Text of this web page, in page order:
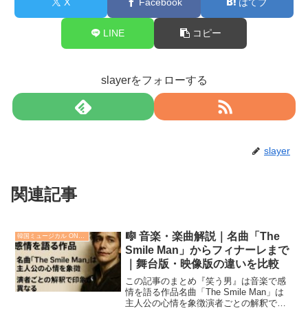
LINE コピー
slayerをフォローする
slayer
関連記事
韓国ミュージカル ON SCREEN『笑う男』
🎼 音楽・楽曲解説｜名曲「The
Smile Man」からフィナーレまで
｜舞台版・映像版の違いを比較
この記事のまとめ『笑う男』は音楽で感
情を語る作品名曲「The Smile Man」は
主人公の心情を象徴演者ごとの解釈で印